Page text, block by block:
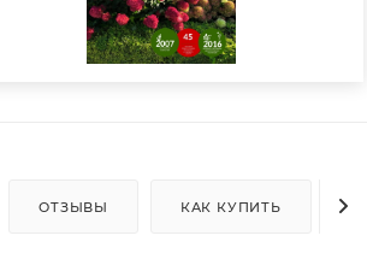
ОТЗЫВЫ КАК КУПИТЬ